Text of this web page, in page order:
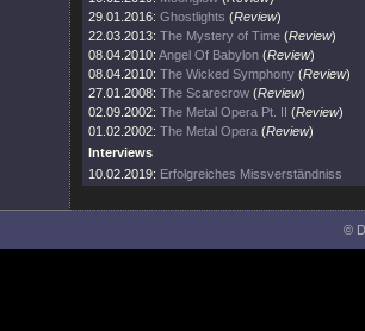
29.01.2016: Ghostlights (Review)
22.03.2013: The Mystery of Time (Review)
08.04.2010: Angel Of Babylon (Review)
08.04.2010: The Wicked Symphony (Review)
27.01.2008: The Scarecrow (Review)
02.09.2002: The Metal Opera Pt. II (Review)
01.02.2002: The Metal Opera (Review)
Interviews
10.02.2019: Erfolgreiches Missverständniss
©